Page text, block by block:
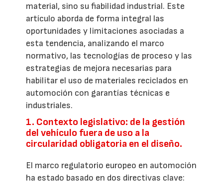
material, sino su fiabilidad industrial. Este
artículo aborda de forma integral las
oportunidades y limitaciones asociadas a
esta tendencia, analizando el marco
normativo, las tecnologías de proceso y las
estrategias de mejora necesarias para
habilitar el uso de materiales reciclados en
automoción con garantías técnicas e
industriales.
1. Contexto legislativo: de la gestión
del vehículo fuera de uso a la
circularidad obligatoria en el diseño.
El marco regulatorio europeo en automoción
ha estado basado en dos directivas clave: